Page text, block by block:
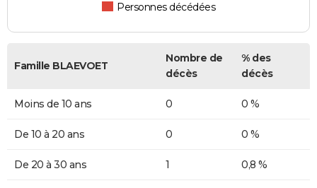
Personnes décédées
Famille BLAEVOET
Nombre de
décès
% des
décès
Moins de 10 ans 0 0 %
De 10 à 20 ans 0 0 %
De 20 à 30 ans 1 0,8 %